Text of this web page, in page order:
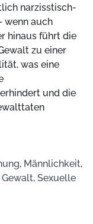
narzisstisch-
wenn auch
hinaus führt die
zu einer
was eine
und die
, Männlichkeit,
, Sexuelle